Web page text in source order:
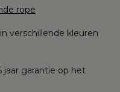
rope
verschillende kleuren
jaar garantie op het